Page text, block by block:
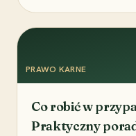
PRAWO KARNE
Co robić w
Praktyczny